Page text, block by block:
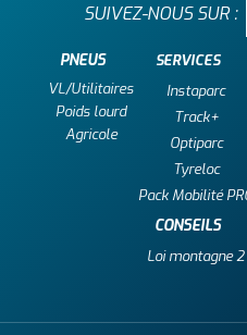
PNEUS
VL/Utilitaires
Poids lourd
Agricole
SERVICES
Instaparc
Track+
Optiparc
Tyreloc
Pack Mobilité
CONSEILS
Loi montagne 2
SUIVEZ-NOUS SUR :